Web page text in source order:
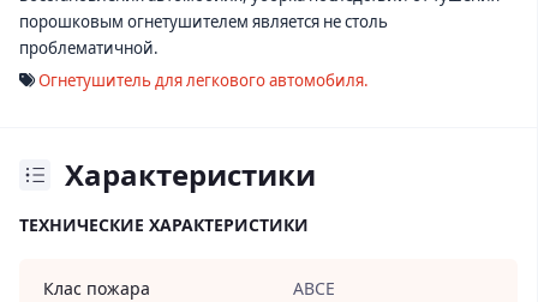
порошковым огнетушителем является не столь
проблематичной.
Огнетушитель для легкового автомобиля.
Характеристики
ТЕХНИЧЕСКИЕ ХАРАКТЕРИСТИКИ
Клас пожара АВСЕ